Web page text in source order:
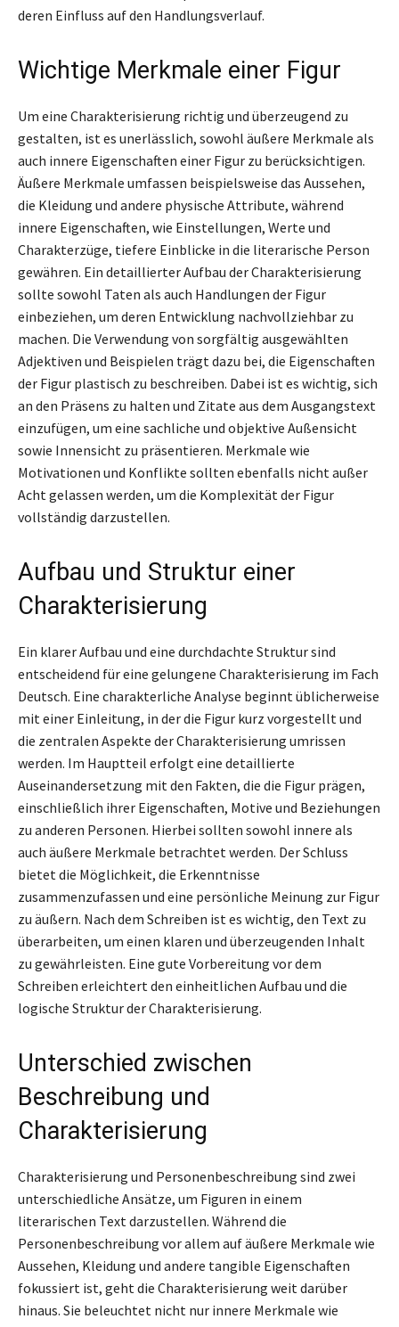
deren Einfluss auf den Handlungsverlauf.
Wichtige Merkmale einer Figur
Um eine Charakterisierung richtig und überzeugend zu
gestalten, ist es unerlässlich, sowohl äußere Merkmale als
auch innere Eigenschaften einer Figur zu berücksichtigen.
Äußere Merkmale umfassen beispielsweise das Aussehen,
die Kleidung und andere physische Attribute, während
innere Eigenschaften, wie Einstellungen, Werte und
Charakterzüge, tiefere Einblicke in die literarische Person
gewähren. Ein detaillierter Aufbau der Charakterisierung
sollte sowohl Taten als auch Handlungen der Figur
einbeziehen, um deren Entwicklung nachvollziehbar zu
machen. Die Verwendung von sorgfältig ausgewählten
Adjektiven und Beispielen trägt dazu bei, die Eigenschaften
der Figur plastisch zu beschreiben. Dabei ist es wichtig, sich
an den Präsens zu halten und Zitate aus dem Ausgangstext
einzufügen, um eine sachliche und objektive Außensicht
sowie Innensicht zu präsentieren. Merkmale wie
Motivationen und Konflikte sollten ebenfalls nicht außer
Acht gelassen werden, um die Komplexität der Figur
vollständig darzustellen.
Aufbau und Struktur einer
Charakterisierung
Ein klarer Aufbau und eine durchdachte Struktur sind
entscheidend für eine gelungene Charakterisierung im Fach
Deutsch. Eine charakterliche Analyse beginnt üblicherweise
mit einer Einleitung, in der die Figur kurz vorgestellt und
die zentralen Aspekte der Charakterisierung umrissen
werden. Im Hauptteil erfolgt eine detaillierte
Auseinandersetzung mit den Fakten, die die Figur prägen,
einschließlich ihrer Eigenschaften, Motive und Beziehungen
zu anderen Personen. Hierbei sollten sowohl innere als
auch äußere Merkmale betrachtet werden. Der Schluss
bietet die Möglichkeit, die Erkenntnisse
zusammenzufassen und eine persönliche Meinung zur Figur
zu äußern. Nach dem Schreiben ist es wichtig, den Text zu
überarbeiten, um einen klaren und überzeugenden Inhalt
zu gewährleisten. Eine gute Vorbereitung vor dem
Schreiben erleichtert den einheitlichen Aufbau und die
logische Struktur der Charakterisierung.
Unterschied zwischen
Beschreibung und
Charakterisierung
Charakterisierung und Personenbeschreibung sind zwei
unterschiedliche Ansätze, um Figuren in einem
literarischen Text darzustellen. Während die
Personenbeschreibung vor allem auf äußere Merkmale wie
Aussehen, Kleidung und andere tangible Eigenschaften
fokussiert ist, geht die Charakterisierung weit darüber
hinaus. Sie beleuchtet nicht nur innere Merkmale wie